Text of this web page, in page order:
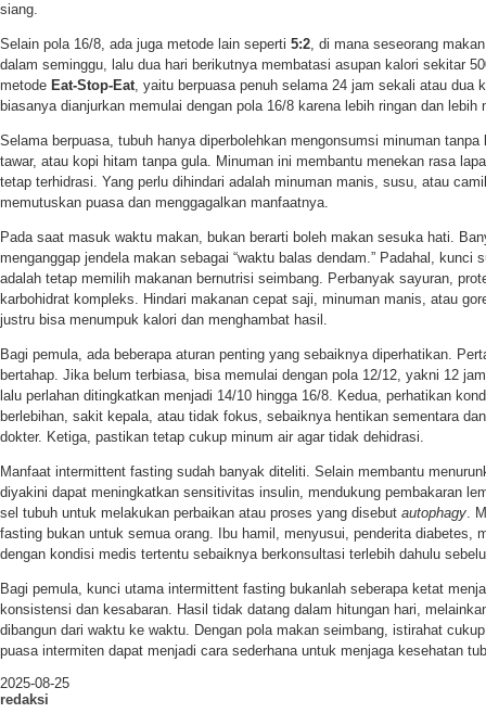
siang.
Selain pola 16/8, ada juga metode lain seperti 5:2, di mana seseorang
dalam seminggu, lalu dua hari berikutnya membatasi asupan kalori sekitar
metode Eat-Stop-Eat, yaitu berpuasa penuh selama 24 jam sekali atau dua
biasanya dianjurkan memulai dengan pola 16/8 karena lebih ringan dan lebih
Selama berpuasa, tubuh hanya diperbolehkan mengonsumsi minuman
tawar, atau kopi hitam tanpa gula. Minuman ini membantu menekan rasa
tetap terhidrasi. Yang perlu dihindari adalah minuman manis, susu, atau
memutuskan puasa dan menggagalkan manfaatnya.
Pada saat masuk waktu makan, bukan berarti boleh makan sesuka hati.
menganggap jendela makan sebagai “waktu balas dendam.” Padahal, kunci
adalah tetap memilih makanan bernutrisi seimbang. Perbanyak sayuran,
karbohidrat kompleks. Hindari makanan cepat saji, minuman manis, atau
justru bisa menumpuk kalori dan menghambat hasil.
Bagi pemula, ada beberapa aturan penting yang sebaiknya diperhatikan.
bertahap. Jika belum terbiasa, bisa memulai dengan pola 12/12, yakni 12
lalu perlahan ditingkatkan menjadi 14/10 hingga 16/8. Kedua, perhatikan
berlebihan, sakit kepala, atau tidak fokus, sebaiknya hentikan sementara
dokter. Ketiga, pastikan tetap cukup minum air agar tidak dehidrasi.
Manfaat intermittent fasting sudah banyak diteliti. Selain membantu
diyakini dapat meningkatkan sensitivitas insulin, mendukung pembakaran
sel tubuh untuk melakukan perbaikan atau proses yang disebut autophagy.
fasting bukan untuk semua orang. Ibu hamil, menyusui, penderita diabetes,
dengan kondisi medis tertentu sebaiknya berkonsultasi terlebih dahulu
Bagi pemula, kunci utama intermittent fasting bukanlah seberapa ketat
konsistensi dan kesabaran. Hasil tidak datang dalam hitungan hari,
dibangun dari waktu ke waktu. Dengan pola makan seimbang, istirahat
puasa intermiten dapat menjadi cara sederhana untuk menjaga kesehatan
2025-08-25
redaksi